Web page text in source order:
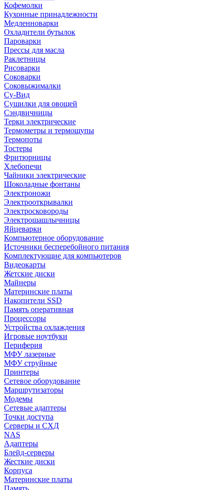
Кофемолки
Кухонные принадлежности
Медленноварки
Охладители бутылок
Пароварки
Прессы для масла
Раклетницы
Рисоварки
Соковарки
Соковыжималки
Су-Вид
Сушилки для овощей
Сэндвичницы
Терки электрические
Термометры и термощупы
Термопоты
Тостеры
Фритюрницы
Хлебопечи
Чайники электрические
Шоколадные фонтаны
Электроножи
Электрооткрывалки
Электросковороды
Электрошашлычницы
Яйцеварки
Компьютерное оборудование
Источники бесперебойного питания
Комплектующие для компьютеров
Видеокарты
Жетские диски
Майнеры
Материнские платы
Накопители SSD
Память оперативная
Процессоры
Устройства охлаждения
Игровые ноутбуки
Периферия
МФУ лазерные
МФУ струйные
Принтеры
Сетевое оборудование
Маршрутизаторы
Модемы
Сетевые адаптеры
Точки доступа
Серверы и СХД
NAS
Адаптеры
Блейд-серверы
Жесткие диски
Корпуса
Материнские платы
Память